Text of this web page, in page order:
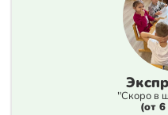
"Скоро в
(от